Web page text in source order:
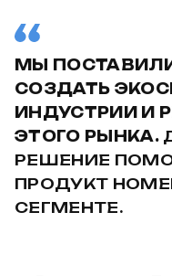
МЫ
СОЗДАТЬ
ИНДУСТРИИ И
ЭТОГО РЫНКА.
РЕШЕНИЕ
ПРОДУКТ
СЕГМЕНТЕ.